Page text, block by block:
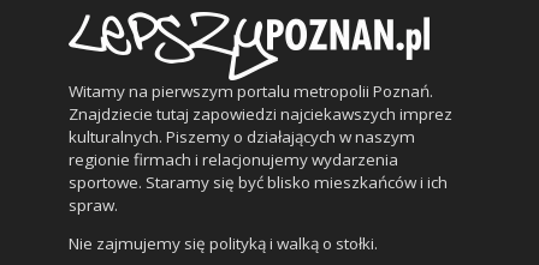
Witamy na pierwszym portalu metropolii Poznań.
Znajdziecie tutaj zapowiedzi najciekawszych imprez
kulturalnych. Piszemy o działających w naszym
regionie firmach i relacjonujemy wydarzenia
sportowe. Staramy się być blisko mieszkańców i ich
spraw.
Nie zajmujemy się polityką i walką o stołki.